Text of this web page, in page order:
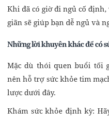
Khi đã có giờ đi ngủ cố
giãn sẽ giúp bạn dễ ngủ và
Những lời khuyên khác để có
Mặc dù thói quen buổi tối
nên hỗ trợ sức khỏe tim
lược dưới đây.
Khám sức khỏe định kỳ: